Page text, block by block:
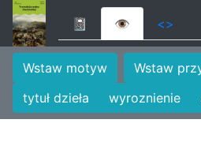
📓 👁 <>
Wstaw motyw Wstaw
tytuł dzieła
wyroznienie